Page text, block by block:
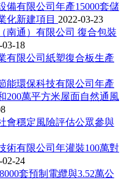
備有限公司年產15000套儲
化新建項目 2022-03-23
南通）有限公司 復合包裝
03-18
有限公司紙塑復合板生產
能環保科技有限公司年產
200萬平方米屋面自然通風
會穩定風險評估公眾參與
術有限公司年灌裝100萬對
02-24
套預制電纜與3.52萬公